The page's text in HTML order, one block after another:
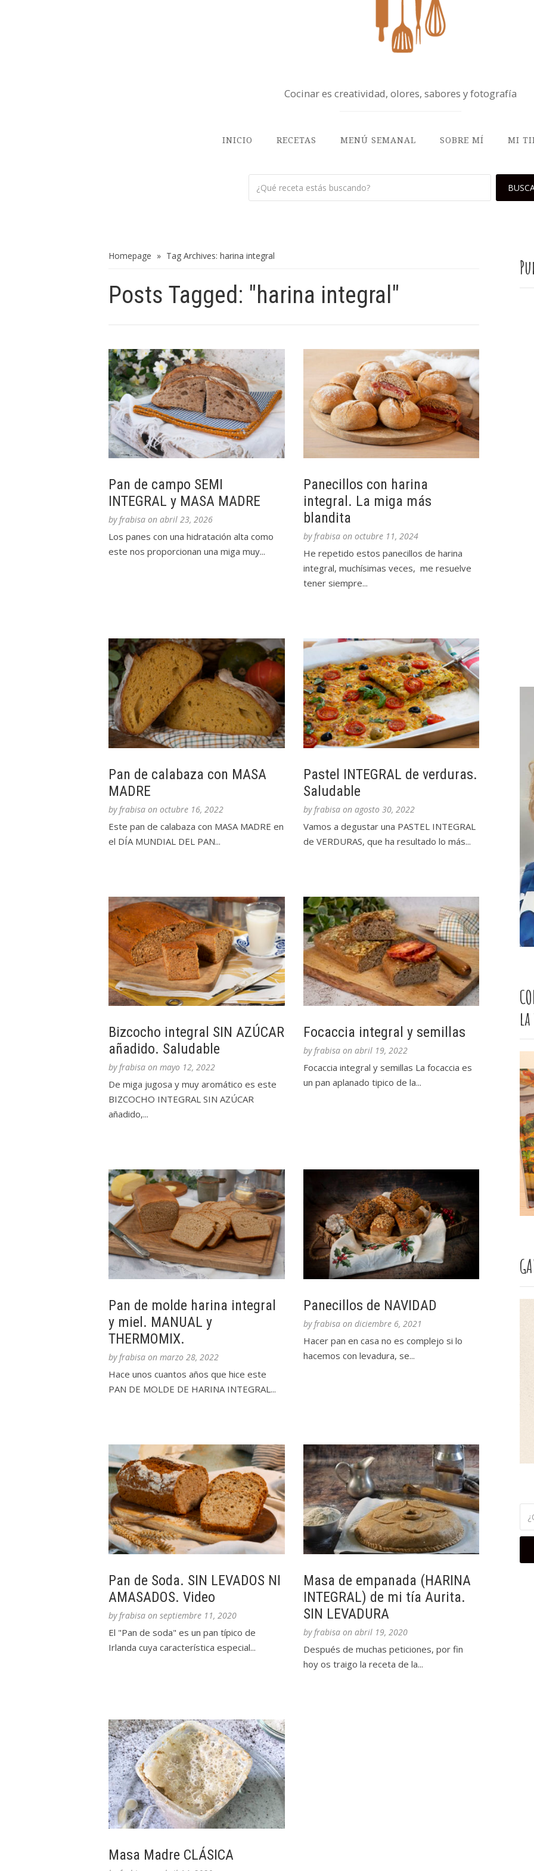
Cocinar es creatividad, olores, sabores y fotografía
INICIO RECETAS MENÚ SEMANAL SOBRE MÍ MI
Homepage » Tag Archives: harina integral
Posts Tagged: "harina integral"
Pan de campo SEMI
INTEGRAL y MASA MADRE
byfrabisa on abril 23, 2026
Los panes con una hidratación alta como
este nos proporcionan una miga muy...
Panecillos con harina
integral. La miga más
blandita
byfrabisa on octubre 11, 2024
He repetido estos panecillos de harina
integral, muchísimas veces, me resuelve
tener siempre...
Pan de calabaza con MASA
MADRE
byfrabisa on octubre 16, 2022
Este pan de calabaza con MASA MADRE en
el DÍA MUNDIAL DEL PAN...
Pastel INTEGRAL de verduras.
Saludable
byfrabisa on agosto 30, 2022
Vamos a degustar una PASTEL INTEGRAL
de VERDURAS, que ha resultado lo más...
Bizcocho integral SIN AZÚCAR
añadido. Saludable
byfrabisa on mayo 12, 2022
De miga jugosa y muy aromático es este
BIZCOCHO INTEGRAL SIN AZÚCAR
añadido,...
Focaccia integral y semillas
byfrabisa on abril 19, 2022
Focaccia integral y semillas La focaccia es
un pan aplanado tipico de la...
Pan de molde harina integral
y miel. MANUAL y
THERMOMIX.
byfrabisa on marzo 28, 2022
Hace unos cuantos años que hice este
PAN DE MOLDE DE HARINA INTEGRAL...
Panecillos de NAVIDAD
byfrabisa on diciembre 6, 2021
Hacer pan en casa no es complejo si lo
hacemos con levadura, se...
Pan de Soda. SIN LEVADOS NI
AMASADOS. Video
by frabisa on septiembre 11, 2020
El "Pan de soda" es un pan típico de
Irlanda cuya característica especial...
Masa de empanada (HARINA
INTEGRAL) de mi tía Aurita.
SIN LEVADURA
by frabisa on abril 19, 2020
Después de muchas peticiones, por fin
hoy os traigo la receta de la...
Masa Madre CLÁSICA